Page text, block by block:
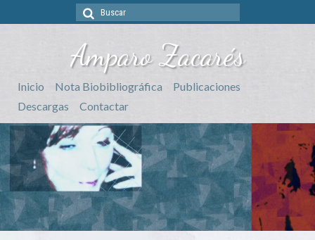
Buscar
Amparo Zacarés
Inicio Nota Biobibliográfica
Publicaciones
Descargas
Contactar